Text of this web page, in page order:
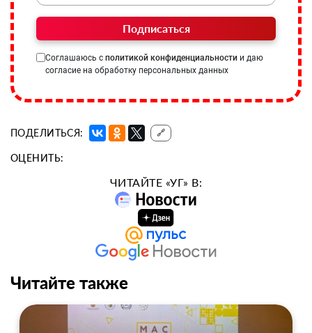
Подписаться
Соглашаюсь с политикой конфиденциальности и даю
согласие на обработку персональных данных
ПОДЕЛИТЬСЯ: 🔗
ОЦЕНИТЬ:
ЧИТАЙТЕ «УГ» В:
Читайте также